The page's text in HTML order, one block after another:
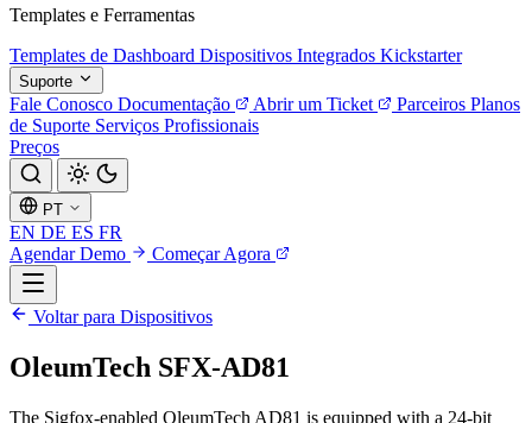
Templates e Ferramentas
Templates de Dashboard Dispositivos Integrados Kickstarter
Suporte
Fale Conosco Documentação Abrir um Ticket Parceiros Planos
de Suporte Serviços Profissionais
Preços
PT
EN DE ES FR
Agendar Demo
Começar Agora
Voltar para Dispositivos
OleumTech SFX-AD81
The Sigfox-enabled OleumTech AD81 is equipped with a 24-bit